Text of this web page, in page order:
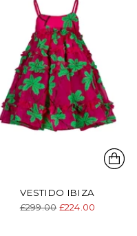
VESTIDO IBIZA
Precio
£299.00 £224.00
para agregar
y ver los